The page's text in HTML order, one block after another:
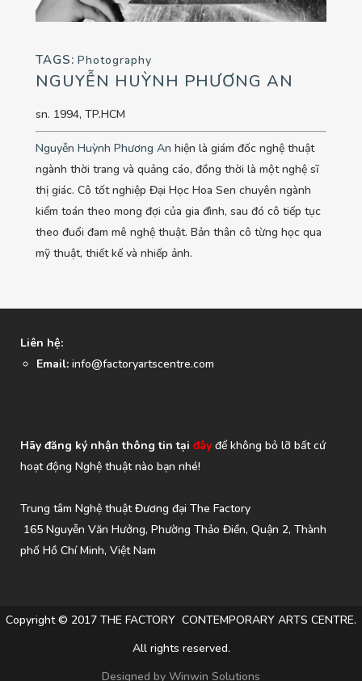
TAGS: Photography
NGUYỄN HUỲNH PHƯƠNG AN
sn. 1994, TP.HCM
Nguyễn Huỳnh Phương An hiện là giám đốc nghệ thuật
ngành thời trang và quảng cáo, đồng thời là một nghệ sĩ
thị giác. Cô tốt nghiệp Đại Học Hoa Sen chuyên ngành
kiểm toán theo mong đợi của gia đình, sau đó cô tiếp tục
theo đuổi đam mê nghệ thuật. Bản thân cô từng học qua
mỹ thuật, thiết kế và nhiếp ảnh.
Liên hệ:
Email: info@factoryartscentre.com
Hãy đăng ký nhận thông tin tại đây để không bỏ lỡ bất cứ
hoạt động Nghệ thuật nào bạn nhé!
Trung tâm Nghệ thuật Đương đại The Factory
165 Nguyễn Văn Hưởng, Phường Thảo Điền, Quận 2, Thành
phố Hồ Chí Minh, Việt Nam
Copyright © 2017 THE FACTORY CONTEMPORARY ARTS CENTRE.
All rights reserved.
Designed by Winwin Solutions